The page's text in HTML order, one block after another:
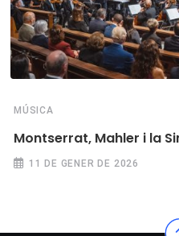
MÚSICA
Montserrat, Mahler i la
11 DE GENER DE 2026